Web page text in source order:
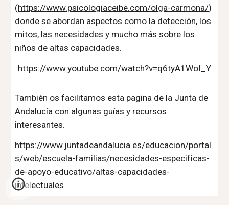
(https://www.psicologiaceibe.com/olga-carmona/)
donde se abordan aspectos como la detección, los
mitos, las necesidades y mucho más sobre los
niños de altas capacidades.
https://www.youtube.com/watch?v=q6tyA1WoI_Y
También os facilitamos esta pagina de la Junta de
Andalucía con algunas guías y recursos
interesantes.
https://www.juntadeandalucia.es/educacion/portal
s/web/escuela-familias/necesidades-especificas-
de-apoyo-educativo/altas-capacidades-
intelectuales